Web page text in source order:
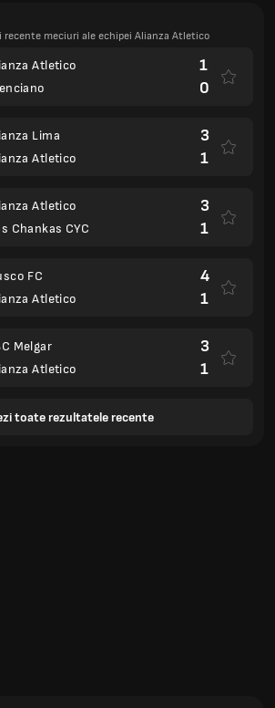
recente meciuri ale echipei Alianza Atletico
Atletico
1
0
Lima
Atletico
3
1
Atletico
Chankas CYC
3
1
FC
Atletico
4
1
Melgar
Atletico
3
1
toate rezultatele recente